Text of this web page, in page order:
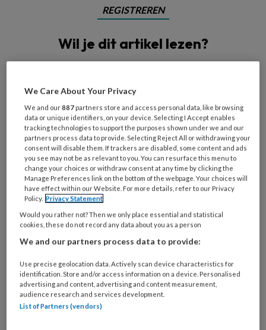
REGISTREREN
Wil je dit artikel lezen?
Maak gratis een account aan en lees 2
Al een account of abonnement?Log dan in
Wat
is
je
e-
mailadres?
* *
Kies
wachtwoord* *
Kies
functie *
Bij
welke
We Care About Your Privacy
We and our887 partners store and access personal data, like browsing
data or unique identifiers, on your device. Selecting I Accept enables
tracking technologies to support the purposes shown under we and our
partners process data to provide. Selecting Reject All or withdrawing your
consent will disable them. If trackers are disabled, some content and ads
you see may not be as relevant to you. You can resurface this menu to
change your choices or withdraw consent at any time by clicking the
Manage Preferences link on the bottom of the webpage. Your choices will
have effect within our Website. For more details, refer to our Privacy
Policy. Privacy Statement
Would you rather not? Then we only place essential and statistical
cookies, these do not record any data about you as a person
We and our partners process data to provide:
Use precise geolocation data. Actively scan device characteristics for
identification. Store and/or access information on a device. Personalised
advertising and content, advertising and content measurement,
audience research and services development.
List of Partners (vendors)